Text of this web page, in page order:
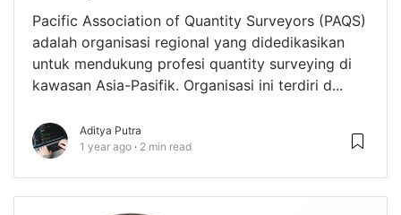
Pacific Association of Quantity Surveyors (PAQS)
adalah organisasi regional yang didedikasikan
untuk mendukung profesi quantity surveying di
kawasan Asia-Pasifik. Organisasi ini terdiri d...
Aditya Putra
1 year ago
2 min read